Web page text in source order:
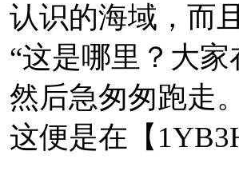
更换推特
认识的海域，而
“这是哪里？大
然后急匆匆跑走。
这便是在【